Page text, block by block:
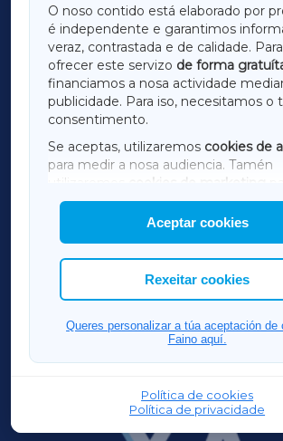
O noso contido está elaborado por
é independente e garantimos
veraz, contrastada e de calidade.
ofrecer este servizo de forma
financiamos a nosa actividade
publicidade. Para iso, necesitamos o
consentimento.
Se aceptas, utilizaremos cookies de
para medir a nosa audiencia. Tamén
utilizaremos
cookies de marketing
mostrar publicidade de terceiros.
Así mesmo, podes personalizar a
cookies que desexas permitir.
Aceptar cookies
Rexeitar cookies
Queres personalizar a túa aceptación de
Faino aquí.
Política de cookies
Política de privacidade
LUGOXA
TERRACHAXA
AMARIÑAXA
RIBEIRASACRAXA
ACORUÑAXA
FERROLXA
OURENSEXA